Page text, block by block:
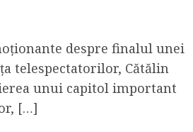
despre finalul unei
telespectatorilor, Cătălin
unui capitol important
[…]